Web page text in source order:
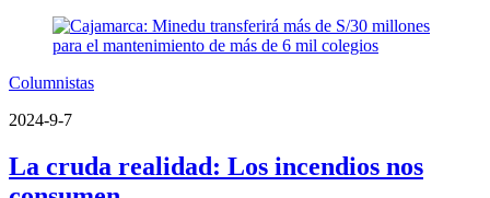
Columnistas
2024-9-7
La cruda realidad: Los incendios nos